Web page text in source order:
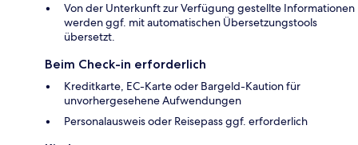
Von der Unterkunft zur Verfügung gestellte Informationen
werden ggf. mit automatischen Übersetzungstools
übersetzt.
Beim Check-in erforderlich
Kreditkarte, EC-Karte oder Bargeld-Kaution für
unvorhergesehene Aufwendungen
Personalausweis oder Reisepass ggf. erforderlich